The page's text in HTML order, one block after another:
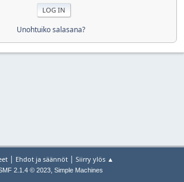
Unohtuiko salasana?
| Ehdot ja säännöt | Siirry ylös ▲
2.1.4 © 2023, Simple Machines